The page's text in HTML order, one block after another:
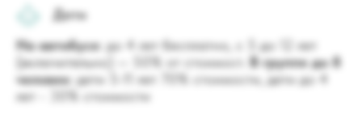
Дети
На автобусе: до 4 лет бесплатно, с 5 до 12 лет
(включительно) — 50% от стоимост. В группе до 8
человек: дети 5-11 лет 70% стоимости, дети до 4
лет - 30% стоимости